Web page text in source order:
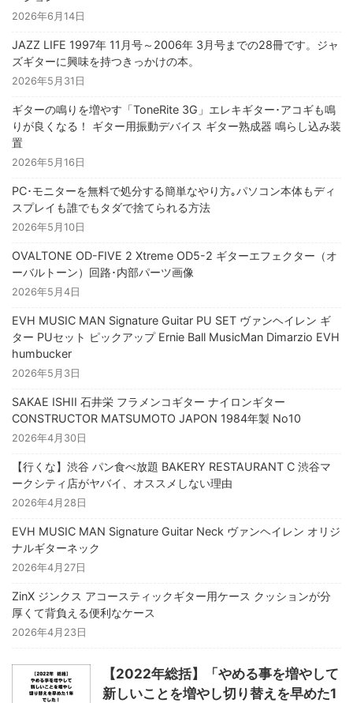
2026年6月14日
JAZZ LIFE 1997年 11月号～2006年 3月号までの28冊です。ジャ
ズギターに興味を持つきっかけの本。
2026年5月31日
ギターの鳴りを増やす「ToneRite 3G」エレキギター･アコギも鳴
りが良くなる！ ギター用振動デバイス ギター熟成器 鳴らし込み装
置
2026年5月16日
PC･モニターを無料で処分する簡単なやり方｡パソコン本体もディ
スプレイも誰でもタダで捨てられる方法
2026年5月10日
OVALTONE OD-FIVE 2 Xtreme OD5-2 ギターエフェクター（オ
ーバルトーン）回路･内部パーツ画像
2026年5月4日
EVH MUSIC MAN Signature Guitar PU SET ヴァンヘイレン ギ
ター PUセット ピックアップ Ernie Ball MusicMan Dimarzio EVH
humbucker
2026年5月3日
SAKAE ISHII 石井栄 フラメンコギター ナイロンギター
CONSTRUCTOR MATSUMOTO JAPON 1984年製 No10
2026年4月30日
【行くな】渋谷 パン食べ放題 BAKERY RESTAURANT C 渋谷マ
ークシティ店がヤバイ、オススメしない理由
2026年4月28日
EVH MUSIC MAN Signature Guitar Neck ヴァンヘイレン オリジ
ナルギターネック
2026年4月27日
ZinX ジンクス アコースティックギター用ケース クッションが分
厚くて背負える便利なケース
2026年4月23日
【2022年総括】「やめる事を増やして
新しいことを増やし切り替えを早めた1